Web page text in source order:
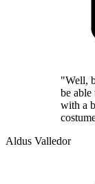
"Well,
be
with a
Aldus Valledor